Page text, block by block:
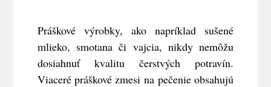
Práškové výrobky, ako napríklad sušené
mlieko, smotana či vajcia, nikdy nemôžu
dosiahnuť kvalitu čerstvých potravín.
Viaceré práškové zmesi na pečenie obsahujú